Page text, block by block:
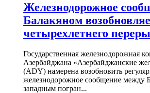
Железнодорожное
Балакяном
четырехлетнего
Государственная железнодорожная
Азербайджана «Азербайджанские
(ADY) намерена возобновить
железнодорожное сообщение между
западным погран...